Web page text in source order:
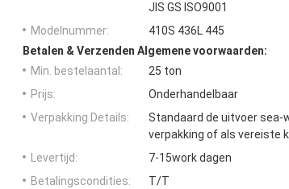
JIS GS ISO9001
Modelnummer:
410S 436L 445
Betalen & Verzenden Algemene voorwaarden:
Min. bestelaantal:
25 ton
Prijs:
Onderhandelbaar
Verpakking Details:
Standaard de uitvoer sea-
verpakking of als vereiste
Levertijd:
7-15work dagen
Betalingscondities:
T/T